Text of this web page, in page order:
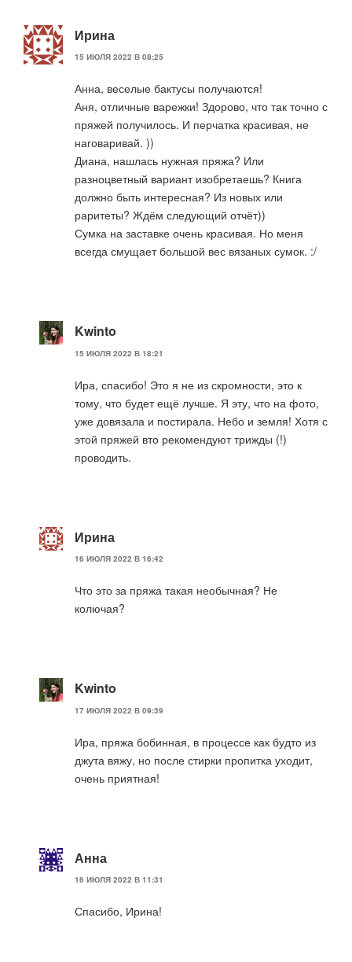
Ирина
15 ИЮЛЯ 2022 В 08:25
Анна, веселые бактусы получаются!
Аня, отличные варежки! Здорово, что так точно с
пряжей получилось. И перчатка красивая, не
наговаривай. ))
Диана, нашлась нужная пряжа? Или
разноцветный вариант изобретаешь? Книга
должно быть интересная? Из новых или
раритеты? Ждём следующий отчёт))
Сумка на заставке очень красивая. Но меня
всегда смущает большой вес вязаных сумок. :/
Kwinto
15 ИЮЛЯ 2022 В 18:21
Ира, спасибо! Это я не из скромности, это к
тому, что будет ещё лучше. Я эту, что на фото,
уже довязала и постирала. Небо и земля! Хотя с
этой пряжей вто рекомендуют трижды (!)
проводить.
Ирина
16 ИЮЛЯ 2022 В 16:42
Что это за пряжа такая необычная? Не
колючая?
Kwinto
17 ИЮЛЯ 2022 В 09:39
Ира, пряжа бобинная, в процессе как будто из
джута вяжу, но после стирки пропитка уходит,
очень приятная!
Анна
16 ИЮЛЯ 2022 В 11:31
Спасибо, Ирина!